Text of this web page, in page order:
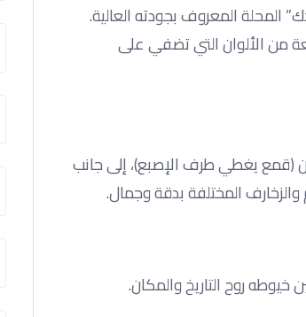
المحلة المعروف بجودته العالية.
واسعة من الألوان التي تضفي على
(قمع يغطي طرف الإصبع)، إلى جانب
المختلفة بدقة وجمال.
روح التاريخ والمكان.